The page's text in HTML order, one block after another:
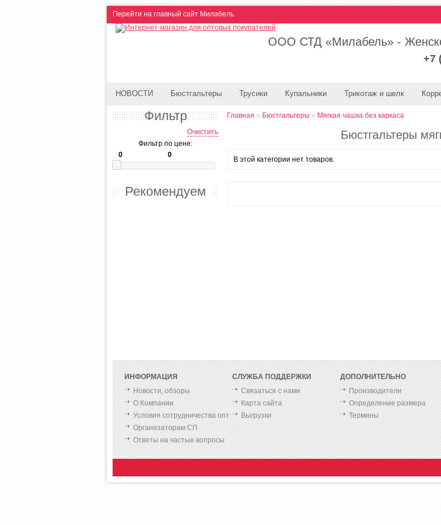
Перейти на главный сайт Милабель
ООО СТД «Милабель» -
+7
НОВОСТИ Бюстгальтеры Трусики Купальники Трикотаж и шелк
Фильтр
Очистить
Фильтр по цене:
Рекомендуем
Главная » Бюстгальтеры » Мягкая чашка без каркаса
Бюстгальтеры
В этой категории нет товаров.
ИНФОРМАЦИЯ
Новости, обзоры
О Компании
Условия сотрудничества опт
Организаторам СП
Ответы на частые вопросы
СЛУЖБА ПОДДЕРЖКИ
Связаться с нами
Карта сайта
Выгрузки
ДОПОЛНИТЕЛЬНО
Производители
Определение размера
Термины